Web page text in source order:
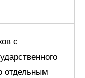
с
отдельным